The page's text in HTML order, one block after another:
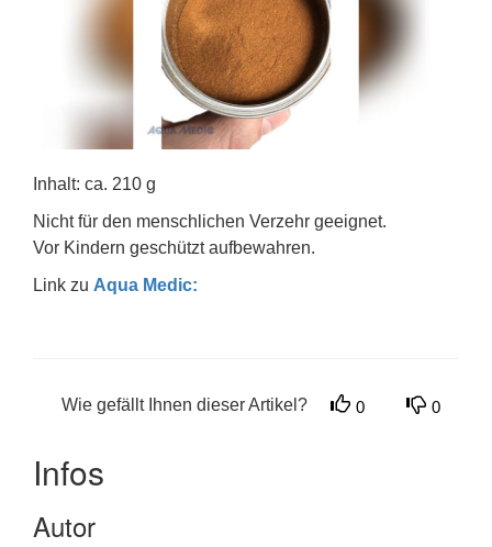
Inhalt: ca. 210 g
Nicht für den menschlichen Verzehr geeignet.
Vor Kindern geschützt aufbewahren.
Link zu Aqua Medic:
Wie gefällt Ihnen dieser Artikel? 0 0
Infos
Autor